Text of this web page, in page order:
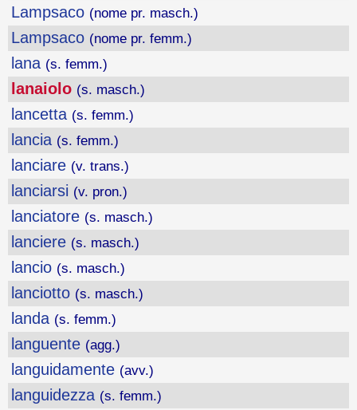
Lampsaco (nome pr. masch.)
Lampsaco (nome pr. femm.)
lana (s. femm.)
lanaiolo (s. masch.)
lancetta (s. femm.)
lancia (s. femm.)
lanciare (v. trans.)
lanciarsi (v. pron.)
lanciatore (s. masch.)
lanciere (s. masch.)
lancio (s. masch.)
lanciotto (s. masch.)
landa (s. femm.)
languente (agg.)
languidamente (avv.)
languidezza (s. femm.)